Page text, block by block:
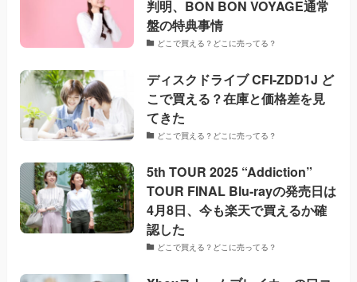
判明、BON BON VOYAGE通常
盤の特典事情
どこで買える？どこに売ってる？
ディスクドライブ CFI-ZDD1J ど
こで買える？在庫と価格差を見
てきた
どこで買える？どこに売ってる？
5th TOUR 2025 “Addiction”
TOUR FINAL Blu-rayの発売日は
4月8日、今も楽天で買えるか確
認した
どこで買える？どこに売ってる？